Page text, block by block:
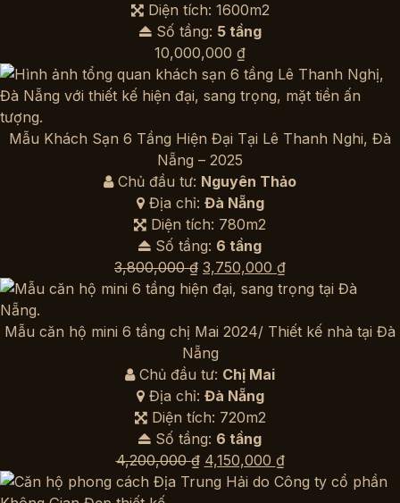
Diện tích: 1600m2
Số tầng: 5 tầng
10,000,000 ₫
Mẫu Khách Sạn 6 Tầng Hiện Đại Tại Lê Thanh Nghi, Đà
Nẵng – 2025
Chủ đầu tư: Nguyên Thảo
Địa chỉ: Đà Nẵng
Diện tích: 780m2
Số tầng: 6 tầng
3,800,000₫ Giá
gốc
3,800,000 ₫.
3,750,000 ₫Giá
hiện
là:
Mẫu căn hộ mini 6 tầng chị Mai 2024/ Thiết kế nhà tại Đà
Nẵng
Chủ đầu tư: Chị Mai
Địa chỉ: Đà Nẵng
Diện tích: 720m2
Số tầng: 6 tầng
4,200,000₫ Giá
gốc
4,150,000 ₫Giá
hiện